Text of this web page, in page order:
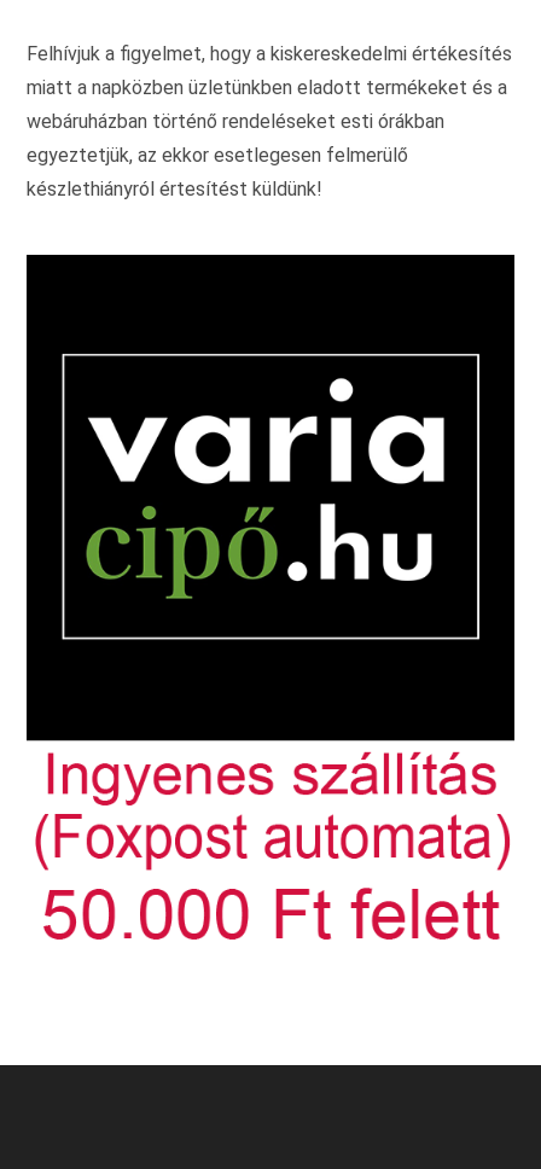
Felhívjuk a figyelmet, hogy a kiskereskedelmi értékesítés
miatt a napközben üzletünkben eladott termékeket és a
webáruházban történő rendeléseket esti órákban
egyeztetjük, az ekkor esetlegesen felmerülő
készlethiányról értesítést küldünk!